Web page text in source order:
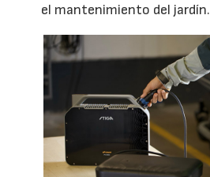
el mantenimiento del jardín.